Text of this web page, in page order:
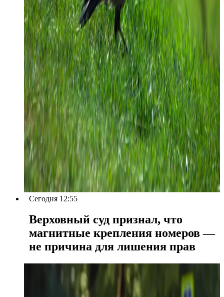
Сегодня 12:55
Верховный суд признал, что
магнитные крепления номеров —
не причина для лишения прав